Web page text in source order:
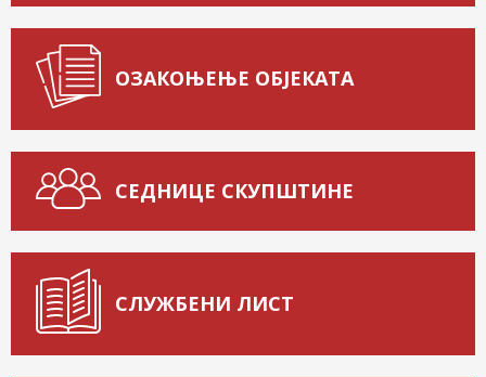
ОЗАКОЊЕЊЕ ОБЈЕКАТА
СЕДНИЦЕ СКУПШТИНЕ
СЛУЖБЕНИ ЛИСТ